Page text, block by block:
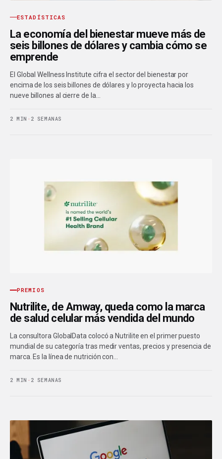
ESTADÍSTICAS
La economía del bienestar mueve más de
seis billones de dólares y cambia cómo se
emprende
El Global Wellness Institute cifra el sector del bienestar por
encima de los seis billones de dólares y lo proyecta hacia los
nueve billones al cierre de la…
2 MIN · 2 SEMANAS
PREMIOS
Nutrilite, de Amway, queda como la marca
de salud celular más vendida del mundo
La consultora GlobalData colocó a Nutrilite en el primer puesto
mundial de su categoría tras medir ventas, precios y presencia de
marca. Es la línea de nutrición con…
2 MIN · 2 SEMANAS